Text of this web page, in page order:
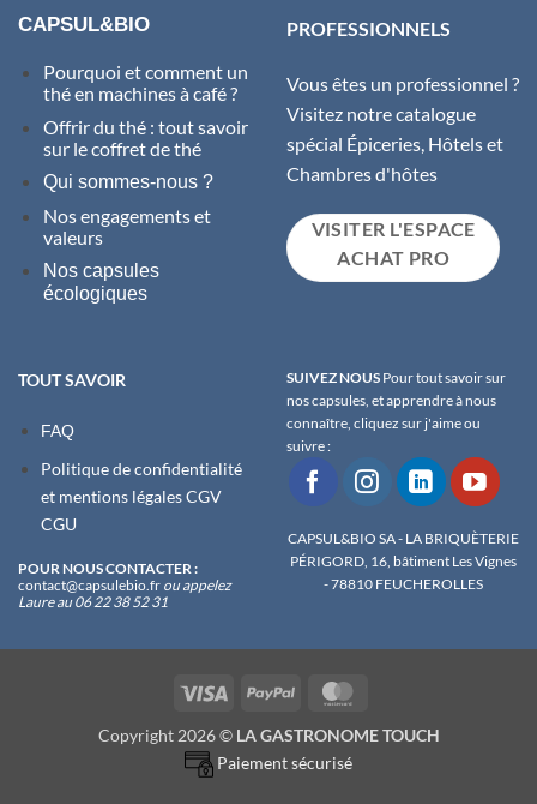
CAPSUL&BIO
Pourquoi et comment un
thé en machines à café ?
Offrir du thé : tout savoir
sur le coffret de thé
Qui sommes-nous ?
Nos engagements et
valeurs
Nos capsules
écologiques
PROFESSIONNELS
Vous êtes un professionnel ?
Visitez notre catalogue
spécial Épiceries, Hôtels et
Chambres d'hôtes
VISITER L'ESPACE
ACHAT PRO
TOUT SAVOIR
FAQ
Politique de confidentialité
et mentions légalesCGV
CGU
POUR NOUS CONTACTER :
contact@capsulebio.fr ou appelez
Laure au 06 22 38 52 31
SUIVEZ NOUS Pour tout savoir sur
nos capsules, et apprendre à nous
connaître, cliquez sur j'aime ou
suivre :
CAPSUL&BIO SA - LA BRIQUÈTERIE
PÉRIGORD, 16, bâtiment Les Vignes
- 78810 FEUCHEROLLES
Visa PayPal
Copyright 2026 © LA GASTRONOME TOUCH
Paiement sécurisé